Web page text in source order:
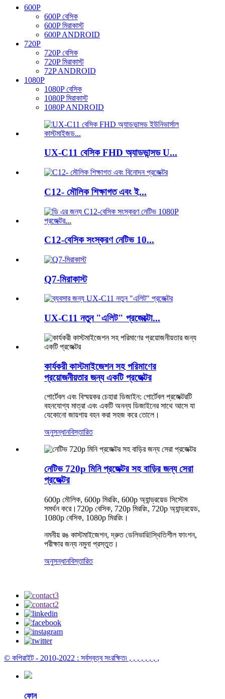
600P
600P বেসিক
600P মিরাকাস্ট
600P ANDROID
720P
720P বেসিক
720P মিরাকাস্ট
72P ANDROID
1080P
1080P বেসিক
1080P মিরাকাস্ট
1080P ANDROID
UX-C11 বেসিক FHD অ্যাডভান্সড U...
C12- মৌলিক শিক্ষাগত এবং ই...
C12-বেসিক সংস্করণ নেটিভ 10...
Q7-মিরাকাস্ট
UX-C11 নতুন "এলিট" প্রজেক্টো...
কার্যকরী কাস্টমাইজেশন সহ পরিমাণের
প্রয়োজনীয়তার জন্য একটি প্রজেক্টর
পোর্টেবল এবং বিস্ময়কর চেহারা ডিজাইন: পোর্টেবল প্রজেক্টরটি
বহনযোগ্য মাত্রা এবং একটি অনন্য ডিজাইনের সাথে আসে যা
যেকোনো জায়গায় বহন করা সহজ করে তোলে।
অনুসন্ধানবিস্তারিত
নেটিভ 720p মিনি প্রজেক্টর সহ বাড়ির জন্য সেরা
প্রজেক্টর
600p মৌলিক, 600p মিররিং, 600p অ্যান্ড্রয়েড সিস্টেম
সমর্থন করে।720p বেসিক, 720p মিররিং, 720p অ্যান্ড্রয়েড,
1080p বেসিক, 1080p মিররিং।
নমনীয় রঙ কাস্টমাইজেশন, দ্রুত ডেলিভারি!স্থিতিশীল ফাংশন,
পরীক্ষার জন্য নমুনা প্রস্তুত।
অনুসন্ধানবিস্তারিত
© কপিরাইট - 2010-2022 : সর্বস্বত্ব সংরক্ষিত৷ , , , , , , , ,
ফোন